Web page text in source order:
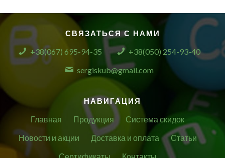
СВЯЗАТЬСЯ С НАМИ
+38(067) 695-94-35
+38(050) 254-93-40
sergiskub@gmail.com
НАВИГАЦИЯ
Главная Продукция
Система скидок
Новости и акции
Доставка и оплата
Статьи